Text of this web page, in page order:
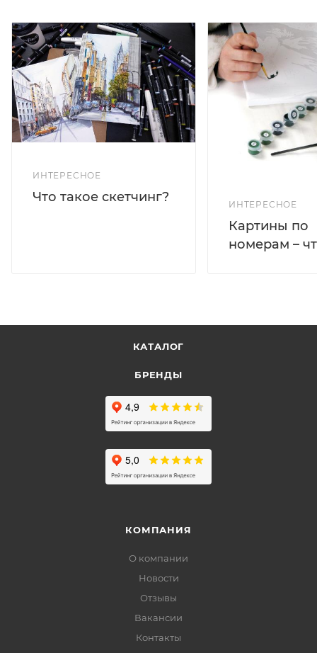
ИНТЕРЕСНОЕ
Что такое скетчинг?
ИНТЕРЕСНОЕ
Картины по
номерам –
КАТАЛОГ
БРЕНДЫ
КОМПАНИЯ
О компании
Новости
Отзывы
Вакансии
Контакты